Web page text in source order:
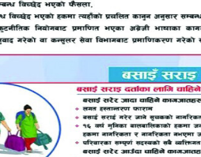
सैनिकहरू होनुलुलु सहरका
अवस्था परेको हुँदा
दुई हजार चार सयको मृत्यु र
अमेरिकाका तत्कालीन